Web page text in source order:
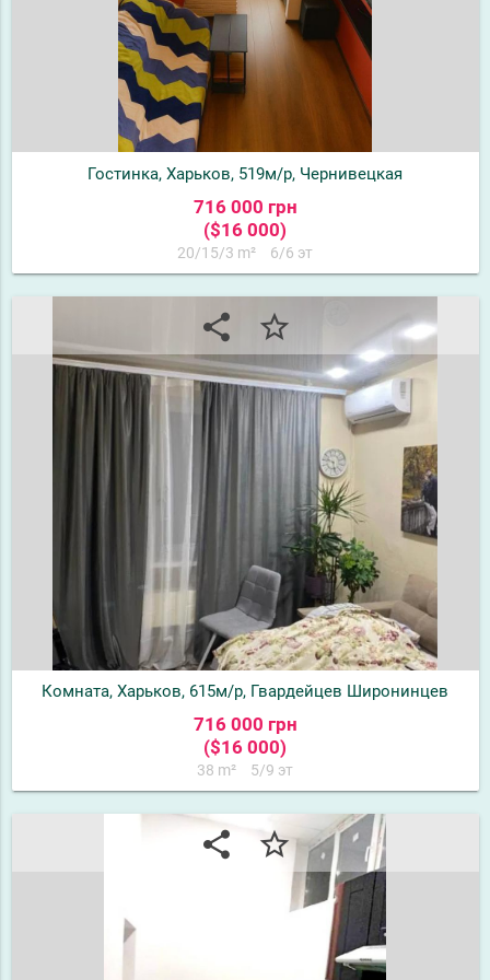
Гостинка, Харьков, 519м/р, Чернивецкая
716 000 грн
($16 000)
20/15/3 m² 6/6 эт
share star_border
Комната, Харьков, 615м/р, Гвардейцев Широнинцев
716 000 грн
($16 000)
38 m² 5/9 эт
share star_border